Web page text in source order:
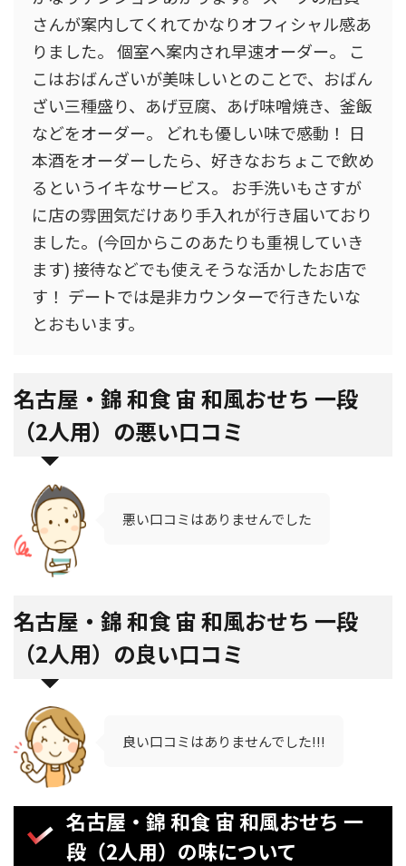
さんが案内してくれてかなりオフィシャル感あ
りました。 個室へ案内され早速オーダー。 こ
こはおばんざいが美味しいとのことで、おばん
ざい三種盛り、あげ豆腐、あげ味噌焼き、釜飯
などをオーダー。 どれも優しい味で感動！ 日
本酒をオーダーしたら、好きなおちょこで飲め
るというイキなサービス。 お手洗いもさすが
に店の雰囲気だけあり手入れが行き届いており
ました。(今回からこのあたりも重視していき
ます) 接待などでも使えそうな活かしたお店で
す！ デートでは是非カウンターで行きたいな
とおもいます。
名古屋・錦 和食 宙 和風おせち 一段
（2人用）の悪い口コミ
悪い口コミはありませんでした
名古屋・錦 和食 宙 和風おせち 一段
（2人用）の良い口コミ
良い口コミはありませんでした!!!
名古屋・錦 和食 宙 和風おせち 一
段（2人用）の味について